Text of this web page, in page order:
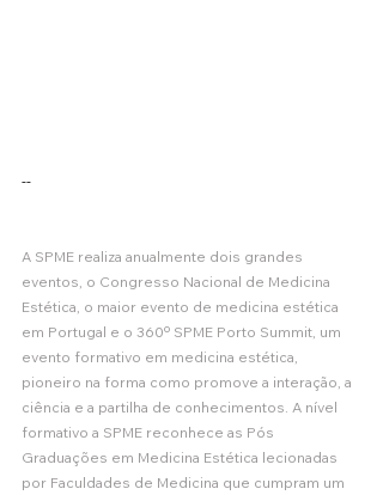
--
A SPME realiza anualmente dois grandes
eventos, o Congresso Nacional de Medicina
Estética, o maior evento de medicina estética
em Portugal e o 360º SPME Porto Summit, um
evento formativo em medicina estética,
pioneiro na forma como promove a interação, a
ciência e a partilha de conhecimentos. A nível
formativo a SPME reconhece as Pós
Graduações em Medicina Estética lecionadas
por Faculdades de Medicina que cumpram um